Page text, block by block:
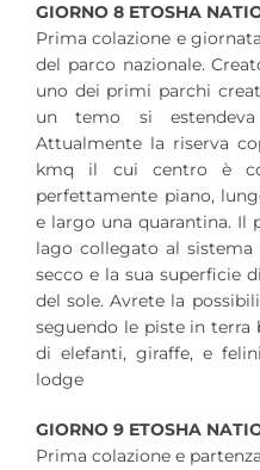
GIORNO 8 ETOSHA
Prima colazione e
del parco nazionale.
uno dei primi parchi
un temo si estendeva
Attualmente la riserva
kmq il cui centro è
perfettamente piano,
e largo una quarantina. Il
lago collegato al
secco e la sua superficie
del sole. Avrete la
seguendo le piste in
di elefanti, giraffe, e
lodge
GIORNO 9 ETOSHA
Prima colazione e